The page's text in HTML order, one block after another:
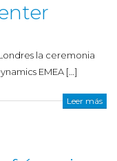
la ceremonia
EMEA […]
Leer más